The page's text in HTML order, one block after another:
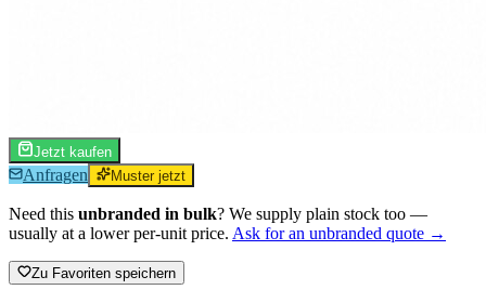
Jetzt kaufen
Anfragen Muster jetzt
Need this unbranded in bulk? We supply plain stock too —
usually at a lower per-unit price. Ask for an unbranded quote →
Zu Favoriten speichern